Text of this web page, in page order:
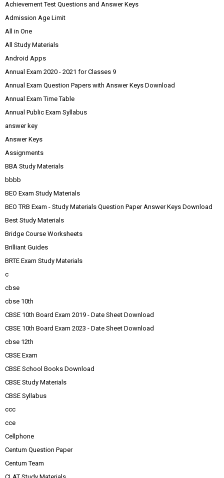
Achievement Test Questions and Answer Keys
Admission Age Limit
All in One
All Study Materials
Android Apps
Annual Exam 2020 - 2021 for Classes 9
Annual Exam Question Papers with Answer Keys Download
Annual Exam Time Table
Annual Public Exam Syllabus
answer key
Answer Keys
Assignments
BBA Study Materials
bbbb
BEO Exam Study Materials
BEO TRB Exam - Study Materials Question Paper Answer Keys Download
Best Study Materials
Bridge Course Worksheets
Brilliant Guides
BRTE Exam Study Materials
c
cbse
cbse 10th
CBSE 10th Board Exam 2019 - Date Sheet Download
CBSE 10th Board Exam 2023 - Date Sheet Download
cbse 12th
CBSE Exam
CBSE School Books Download
CBSE Study Materials
CBSE Syllabus
ccc
cce
Cellphone
Centum Question Paper
Centum Team